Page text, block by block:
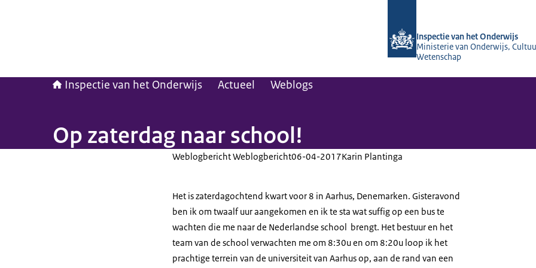
Inspectie van het Onderwijs
Ministerie van Onderwijs,
Wetenschap
Inspectie van het Onderwijs Actueel Weblogs
Op zaterdag naar school!
Weblogbericht Weblogbericht06-04-2017Karin Plantinga
Het is zaterdagochtend kwart voor 8 in Aarhus, Denemarken. Gisteravond
ben ik om twaalf uur aangekomen en ik te sta wat suffig op een bus te
wachten die me naar de Nederlandse school brengt. Het bestuur en het
team van de school verwachten me om 8:30u en om 8:20u loop ik het
prachtige terrein van de universiteit van Aarhus op, aan de rand van een